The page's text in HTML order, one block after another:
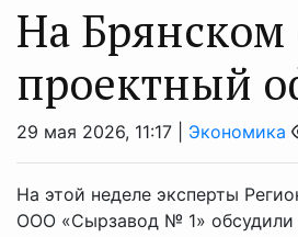
На
проектный
29 мая 2026, 11:17 | Экономика
На этой неделе эксперты
ООО «Сырзавод № 1» обсудили